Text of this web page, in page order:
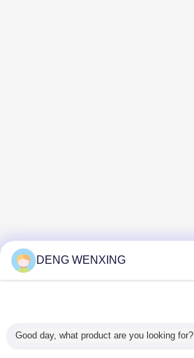
DENG WENXING
Good day, what product are you looking for?